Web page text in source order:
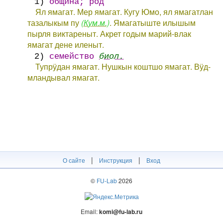
Ял ямагат. Мер ямагат. Кугу Юмо, ял ямагатлан
тазалыкым пу (Кум.м.). Ямагатыште илышым
пырля виктареныт. Акрет годым марий-влак
ямагат дене иленыт.
2) семейство биол.
Тупрӱдан ямагат. Нушкын коштшо ямагат. Вӱд-
мландывал ямагат.
О сайте | Инструкция | Вход
© FU-Lab2026
Email:komi@fu-lab.ru